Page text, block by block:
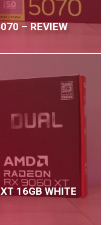
– REVIEW
16GB WHITE